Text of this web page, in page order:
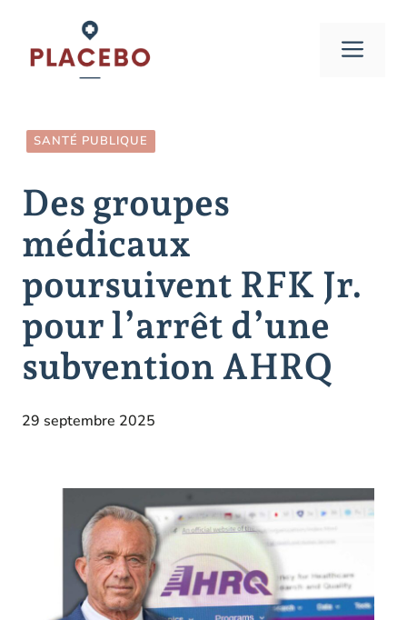
contenu
SANTÉ PUBLIQUE
Des groupes
médicaux
poursuivent RFK Jr.
pour l’arrêt d’une
subvention AHRQ
29 septembre 2025